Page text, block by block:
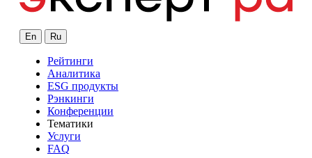
En Ru
Рейтинги
Аналитика
ESG продукты
Рэнкинги
Конференции
Тематики
Услуги
FAQ